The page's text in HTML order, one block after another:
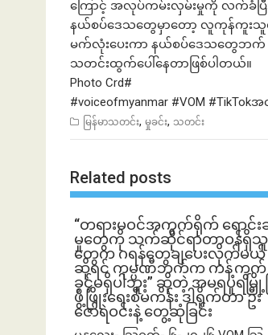
ကြောင့် အလုပ်ကမ်းလှမ်းမှုကို လက်ခံ
နယ်စပ်ဒေသတွေမှာတော့ လူကုန်ကူး
မက်လုံးပေးကာ နယ်စပ်ဒေသတွေဘက်
သတင်းထွက်ပေါ်နေတာဖြစ်ပါတယ်။
Photo Crd#
#voiceofmyanmar #VOM
မြန်မာသတင်း, မှုခင်း, သတင်း
Related posts
“တရားမဝင်အကွက်ရိုက် ရောင်းခ
မှုတွေကို သက်ဆိုင်ရာတာဝန်ရှိသူ
တွေက ဂရန်တွေချပေးလိုက်မယ်
ဆိုရင် ကုမ္ပဏီဘက်က ကန့်ကွက်
ခွင့်မရှိပါဘူး” ဆိုတဲ့ အမရပူရမြို့
ဖွံ့ဖြိုးရေးစီမံကိန်း ဒါရိုက်တာ ဦး
ဇော်ရဲဝင်းနဲ့ တွေ့ဆုံခြင်း